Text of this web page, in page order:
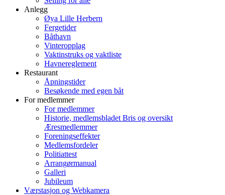
Anlegg
Øya Lille Herbern
Fergetider
Båthavn
Vinteropplag
Vaktinstruks og vaktliste
Havnereglement
Restaurant
Åpningstider
Besøkende med egen båt
For medlemmer
For medlemmer
Historie, medlemsbladet Bris og oversikt
Æresmedlemmer
Foreningseffekter
Medlemsfordeler
Politiattest
Arrangørmanual
Galleri
Jubileum
Værstasjon og Webkamera